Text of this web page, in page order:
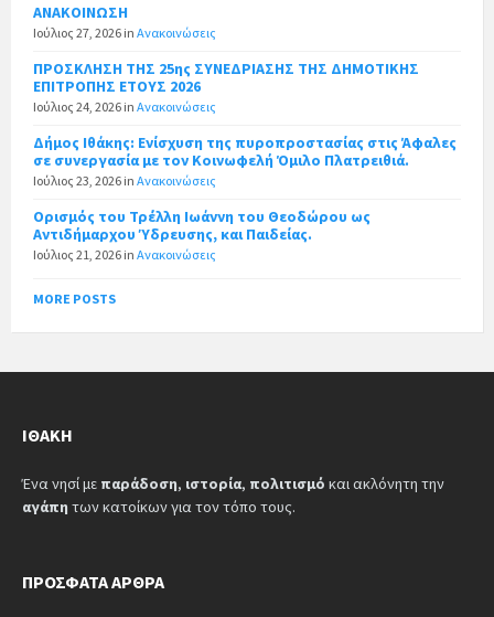
ΑΝΑΚΟΙΝΩΣΗ
Ιούλιος 27, 2026 in Ανακοινώσεις
ΠΡΟΣΚΛΗΣΗ ΤΗΣ 25ης ΣΥΝΕΔΡΙΑΣΗΣ ΤΗΣ ΔΗΜΟΤΙΚΗΣ
ΕΠΙΤΡΟΠΗΣ ΕΤΟΥΣ 2026
Ιούλιος 24, 2026 in Ανακοινώσεις
Δήμος Ιθάκης: Ενίσχυση της πυροπροστασίας στις Άφαλες
σε συνεργασία με τον Κοινωφελή Όμιλο Πλατρειθιά.
Ιούλιος 23, 2026 in Ανακοινώσεις
Ορισμός του Τρέλλη Ιωάννη του Θεοδώρου ως
Αντιδήμαρχου Ύδρευσης, και Παιδείας.
Ιούλιος 21, 2026 in Ανακοινώσεις
MORE POSTS
ΙΘΆΚΗ
Ένα νησί με παράδοση, ιστορία, πολιτισμό και ακλόνητη την
αγάπη των κατοίκων για τον τόπο τους.
ΠΡΌΣΦΑΤΑ ΆΡΘΡΑ